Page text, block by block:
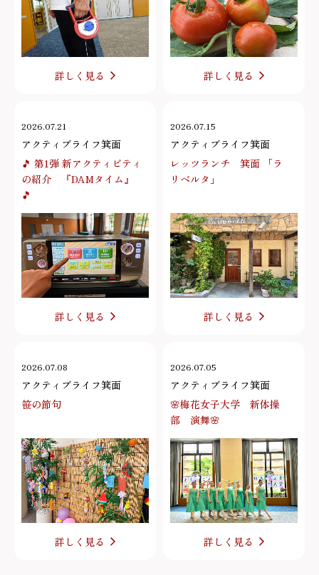
詳しく見る 詳しく見る
2026.07.21
アクティブライフ箕面
🎵 第1弾 新アクティビティ
の紹介 『DAMタイム』
🎵
詳しく見る
2026.07.15
アクティブライフ箕面
レッツランチ 箕面 「ラ
リベルタ」
詳しく見る
2026.07.08
アクティブライフ箕面
笹の節句
詳しく見る
2026.07.05
アクティブライフ箕面
🌸梅花女子大学 新体操
部 演舞🌸
詳しく見る